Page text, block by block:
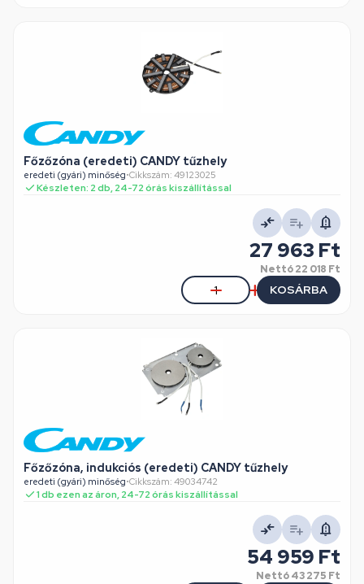
Főzőzóna (eredeti) CANDY tűzhely
eredeti (gyári) minőség•Cikkszám: 49123025
Készleten: 2 db, 24-72 órás kiszállítással
27 963 Ft
Nettó22 018 Ft
KOSÁRBA
Főzőzóna, indukciós (eredeti) CANDY tűzhely
eredeti (gyári) minőség•Cikkszám: 49034742
1 db ezen az áron, 24-72 órás kiszállítással
54 959 Ft
Nettó43 275 Ft